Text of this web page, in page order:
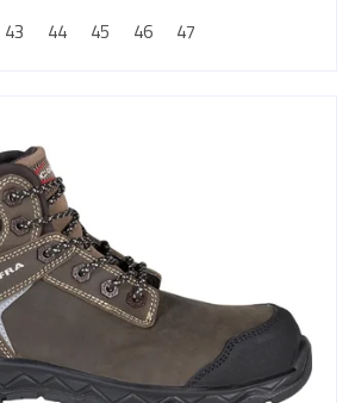
43 44 45 46 47